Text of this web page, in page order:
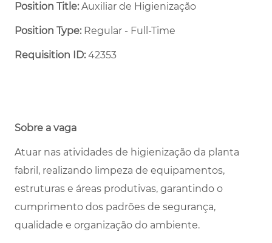
Position Title:Auxiliar de Higienização
Position Type:Regular - Full-Time ​
Requisition ID:42353
Sobre a vaga
Atuar nas atividades de higienização da planta
fabril, realizando limpeza de equipamentos,
estruturas e áreas produtivas, garantindo o
cumprimento dos padrões de segurança,
qualidade e organização do ambiente.